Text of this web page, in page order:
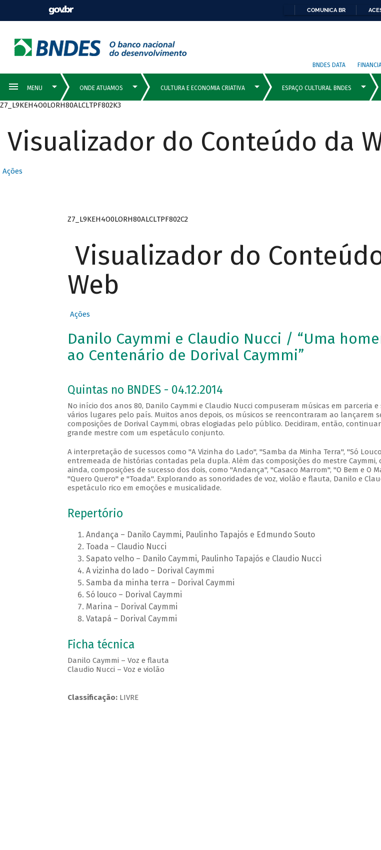
COMUNICA BR
BNDES DATA
Z7_L9KEH4O0LORH80ALCLTPF802K3
Visualizador do Conteúdo da
Ações
Z7_L9KEH4O0LORH80ALCLTPF802C2
Visualizador do
Web
Ações
Danilo Caymmi e Claudio Nucci / “Uma
ao Centenário de Dorival Caymmi”
Quintas no BNDES - 04.12.2014
No início dos anos 80, Danilo Caymmi e Claudio Nucci compuseram músicas em parceria
vários lugares pelo país. Muitos anos depois, os músicos se reencontraram ao lançarem
composições de Dorival Caymmi, obras elogiadas pelo público. Decidiram, então,
grande mestre com um espetáculo conjunto.
A interpretação de sucessos como "A Vizinha do Lado", "Samba da Minha Terra", "Só
entremeada de histórias contadas pela dupla. Além das composições do mestre
ainda, composições de sucesso dos dois, como "Andança", "Casaco Marrom", "O Bem e O
"Quero Quero" e "Toada". Explorando as sonoridades de voz, violão e flauta, Danilo e
espetáculo rico em emoções e musicalidade.
Repertório
Andança – Danilo Caymmi, Paulinho Tapajós e Edmundo Souto
Toada – Claudio Nucci
Sapato velho – Danilo Caymmi, Paulinho Tapajós e Claudio Nucci
A vizinha do lado – Dorival Caymmi
Samba da minha terra – Dorival Caymmi
Só louco – Dorival Caymmi
Marina – Dorival Caymmi
Vatapá – Dorival Caymmi
Ficha técnica
Danilo Caymmi – Voz e flauta
Claudio Nucci – Voz e violão
Classificação:LIVRE